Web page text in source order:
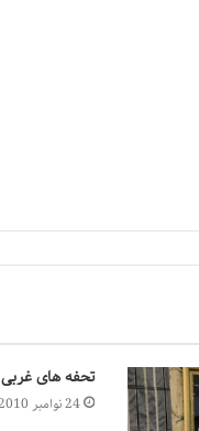
تحفه های
24 نوامبر 2010